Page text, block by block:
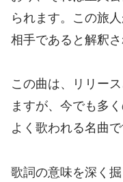
られます。この旅
相手であると解釈さ
この曲は、リリー
ますが、今でも多
よく歌われる名曲で
歌詞の意味を深く